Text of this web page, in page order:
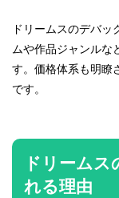
ドリームスのデバ
ムや作品ジャンルな
す。価格体系も明瞭
です。
ドリーム
れる理由